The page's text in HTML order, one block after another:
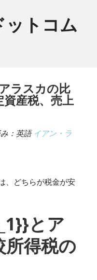
ットコム
ラスカの比
産税、売上
：英語イアン・ラ
、どちらが税金が安
とア
所得税の